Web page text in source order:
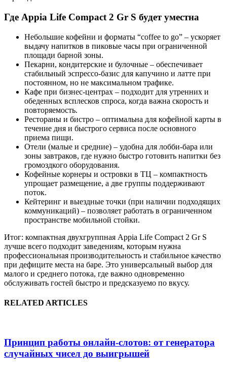
Где Appia Life Compact 2 Gr S будет уместна
Небольшие кофейни и форматы “coffee to go” – ускоряет
выдачу напитков в пиковые часы при ограниченной
площади барной зоны.
Пекарни, кондитерские и булочные – обеспечивает
стабильный эспрессо-базис для капучино и латте при
постоянном, но не максимальном трафике.
Кафе при бизнес-центрах – подходит для утренних и
обеденных всплесков спроса, когда важна скорость и
повторяемость.
Рестораны и бистро – оптимальна для кофейной карты в
течение дня и быстрого сервиса после основного
приема пищи.
Отели (малые и средние) – удобна для лобби-бара или
зоны завтраков, где нужно быстро готовить напитки без
громоздкого оборудования.
Кофейные корнеры и островки в ТЦ – компактность
упрощает размещение, а две группы поддерживают
поток.
Кейтеринг и выездные точки (при наличии подходящих
коммуникаций) – позволяет работать в ограниченном
пространстве мобильной стойки.
Итог: компактная двухгруппная Appia Life Compact 2 Gr S
лучше всего подходит заведениям, которым нужна
профессиональная производительность и стабильное качество
при дефиците места на баре. Это универсальный выбор для
малого и среднего потока, где важно одновременно
обслуживать гостей быстро и предсказуемо по вкусу.
RELATED ARTICLES
Принцип работы онлайн-слотов: от генератора
случайных чисел до выигрышей